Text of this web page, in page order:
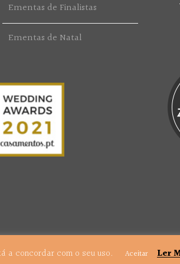
Ementas de Finalistas
Ementas de Natal
a concordar com o seu uso. Aceitar Ler